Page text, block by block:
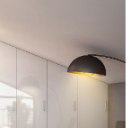
Küche
Outdoorküche
Produktlinie